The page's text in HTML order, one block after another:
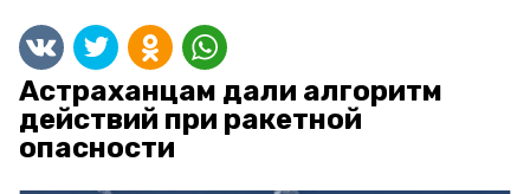
Астраханцам дали алгоритм
действий при ракетной
опасности